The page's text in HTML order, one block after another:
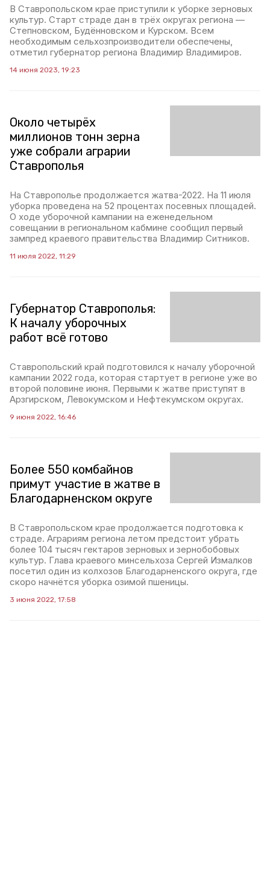
В Ставропольском крае приступили к уборке зерновых
культур. Старт страде дан в трёх округах региона —
Степновском, Будённовском и Курском. Всем
необходимым сельхозпроизводители обеспечены,
отметил губернатор региона Владимир Владимиров.
14 июня 2023, 19:23
Около четырёх
миллионов тонн зерна
уже собрали аграрии
Ставрополья
На Ставрополье продолжается жатва-2022. На 11 июля
уборка проведена на 52 процентах посевных площадей.
О ходе уборочной кампании на еженедельном
совещании в региональном кабмине сообщил первый
зампред краевого правительства Владимир Ситников.
11 июля 2022, 11:29
Губернатор Ставрополья:
К началу уборочных
работ всё готово
Ставропольский край подготовился к началу уборочной
кампании 2022 года, которая стартует в регионе уже во
второй половине июня. Первыми к жатве приступят в
Арзгирском, Левокумском и Нефтекумском округах.
9 июня 2022, 16:46
Более 550 комбайнов
примут участие в жатве в
Благодарненском округе
В Ставропольском крае продолжается подготовка к
страде. Аграриям региона летом предстоит убрать
более 104 тысяч гектаров зерновых и зернобобовых
культур. Глава краевого минсельхоза Сергей Измалков
посетил один из колхозов Благодарненского округа, где
скоро начнётся уборка озимой пшеницы.
3 июня 2022, 17:58